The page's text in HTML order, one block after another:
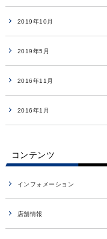
2019年10月
2019年5月
2016年11月
2016年1月
コンテンツ
インフォメーション
店舗情報